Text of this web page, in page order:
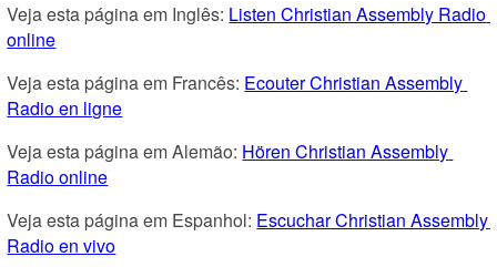
Veja esta página em Inglês: Listen Christian Assembly Radio
online
Veja esta página em Francês: Ecouter Christian Assembly
Radio en ligne
Veja esta página em Alemão: Hören Christian Assembly
Radio online
Veja esta página em Espanhol: Escuchar Christian Assembly
Radio en vivo